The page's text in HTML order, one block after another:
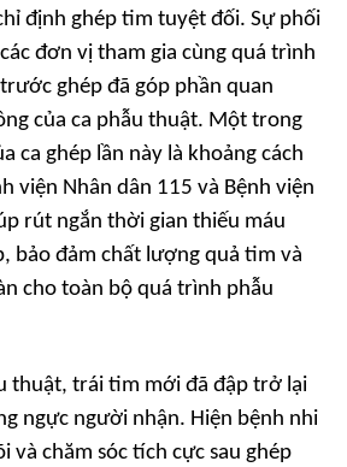
định ghép tim tuyệt đối. Sự phối
đơn vị tham gia cùng quá trình
ghép đã góp phần quan
của ca phẫu thuật. Một trong
ca ghép lần này là khoảng cách
viện Nhân dân 115 và Bệnh viện
rút ngắn thời gian thiếu máu
bảo đảm chất lượng quả tim và
cho toàn bộ quá trình phẫu
thuật, trái tim mới đã đập trở lại
ngực người nhận. Hiện bệnh nhi
và chăm sóc tích cực sau ghép